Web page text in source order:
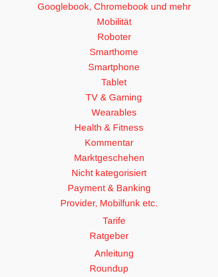
Googlebook, Chromebook und mehr
Mobilität
Roboter
Smarthome
Smartphone
Tablet
TV & Gaming
Wearables
Health & Fitness
Kommentar
Marktgeschehen
Nicht kategorisiert
Payment & Banking
Provider, Mobilfunk etc.
Tarife
Ratgeber
Anleitung
Roundup